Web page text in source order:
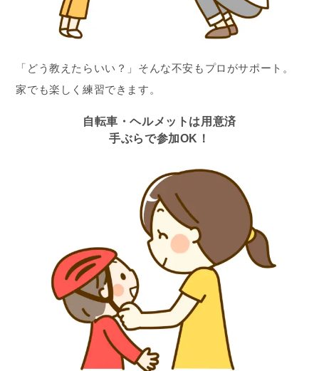
「どう教えたらいい？」そんな不安もプロがサポート。
家でも楽しく練習できます。
自転車・ヘルメットは用意済
手ぶらで参加OK！